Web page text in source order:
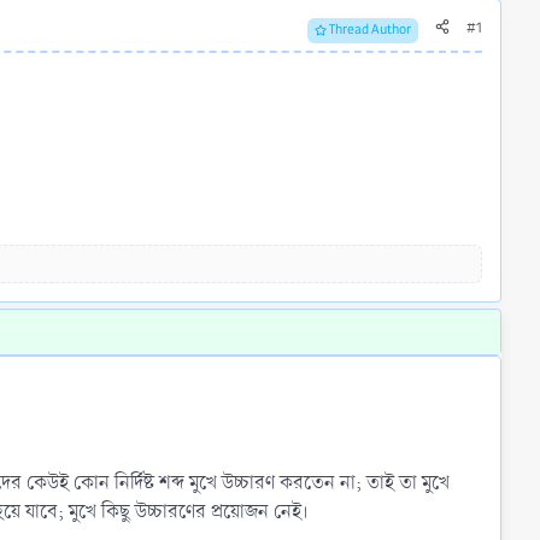
Thread Author #1
কেউই কোন নির্দিষ্ট শব্দ মুখে উচ্চারণ করতেন না; তাই তা মুখে
যাবে; মুখে কিছু উচ্চারণের প্রয়োজন নেই।